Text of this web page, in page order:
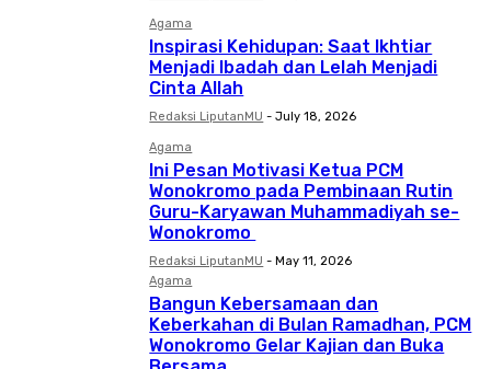
Agama
Inspirasi Kehidupan: Saat Ikhtiar
Menjadi Ibadah dan Lelah Menjadi
Cinta Allah
Redaksi LiputanMU - July 18, 2026
Agama
Ini Pesan Motivasi Ketua PCM
Wonokromo pada Pembinaan Rutin
Guru-Karyawan Muhammadiyah se-
Wonokromo
Redaksi LiputanMU - May 11, 2026
Agama
Bangun Kebersamaan dan
Keberkahan di Bulan Ramadhan, PCM
Wonokromo Gelar Kajian dan Buka